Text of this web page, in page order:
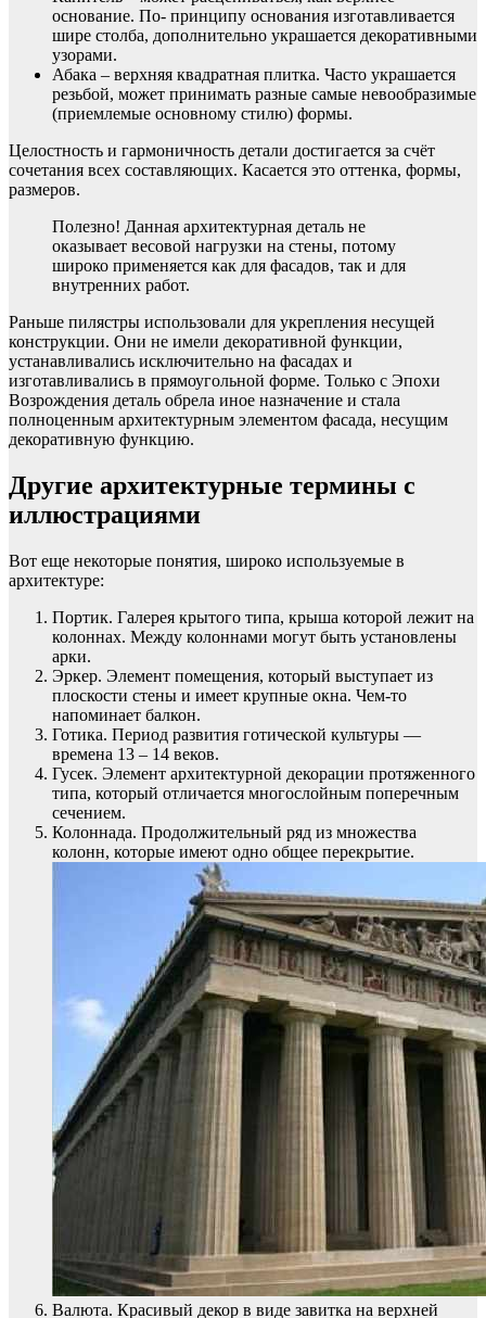
основание. По- принципу основания изготавливается
шире столба, дополнительно украшается декоративными
узорами.
Абака – верхняя квадратная плитка. Часто украшается
резьбой, может принимать разные самые невообразимые
(приемлемые основному стилю) формы.
Целостность и гармоничность детали достигается за счёт
сочетания всех составляющих. Касается это оттенка, формы,
размеров.
Полезно! Данная архитектурная деталь не
оказывает весовой нагрузки на стены, потому
широко применяется как для фасадов, так и для
внутренних работ.
Раньше пилястры использовали для укрепления несущей
конструкции. Они не имели декоративной функции,
устанавливались исключительно на фасадах и
изготавливались в прямоугольной форме. Только с Эпохи
Возрождения деталь обрела иное назначение и стала
полноценным архитектурным элементом фасада, несущим
декоративную функцию.
Другие архитектурные термины с
иллюстрациями
Вот еще некоторые понятия, широко используемые в
архитектуре:
Портик. Галерея крытого типа, крыша которой лежит на
колоннах. Между колоннами могут быть установлены
арки.
Эркер. Элемент помещения, который выступает из
плоскости стены и имеет крупные окна. Чем-то
напоминает балкон.
Готика. Период развития готической культуры —
времена 13 – 14 веков.
Гусек. Элемент архитектурной декорации протяженного
типа, который отличается многослойным поперечным
сечением.
Колоннада. Продолжительный ряд из множества
колонн, которые имеют одно общее перекрытие.
Валюта. Красивый декор в виде завитка на верхней